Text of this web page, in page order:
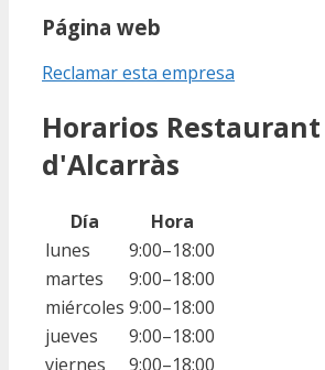
Página web
Reclamar esta empresa
Horarios
d'Alcarràs
Día
Hora
lunes
9:00–18:00
martes
9:00–18:00
miércoles 9:00–18:00
jueves
9:00–18:00
viernes
9:00–18:00